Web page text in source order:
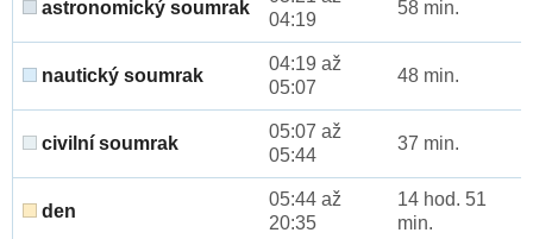
astronomický soumrak
04:19
58 min.
nautický soumrak
04:19 až
05:07
48 min.
civilní soumrak
05:07 až
05:44
37 min.
den
05:44 až
20:35
14 hod. 51
min.